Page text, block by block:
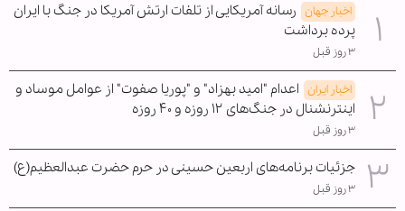
اخبار جهان رسانه آمریکایی از تلفات ارتش آمریکا در جنگ با ایران
پرده برداشت
۳ روز قبل
اخبار ایران اعدام "امید بهزاد" و "پوریا صفوت" از عوامل موساد و
اینترنشنال در جنگ‌های ۱۲ روزه و ۴۰ روزه
۳ روز قبل
جزئیات برنامه‌های اربعین حسینی در حرم حضرت عبدالعظیم(ع)
۳ روز قبل